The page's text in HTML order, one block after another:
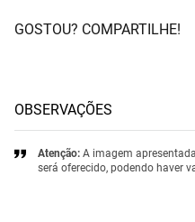
GOSTOU? COMPARTILHE!
OBSERVAÇÕES
Atenção: A imagem
será oferecido, podendo haver